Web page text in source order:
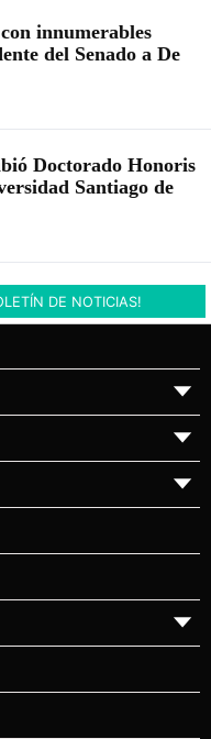
innumerables
del Senado a De
Doctorado Honoris
Santiago de
DE NOTICIAS!
▼
▼
▼
▼